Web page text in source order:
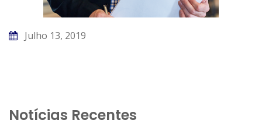
Julho 13, 2019
Notícias Recentes